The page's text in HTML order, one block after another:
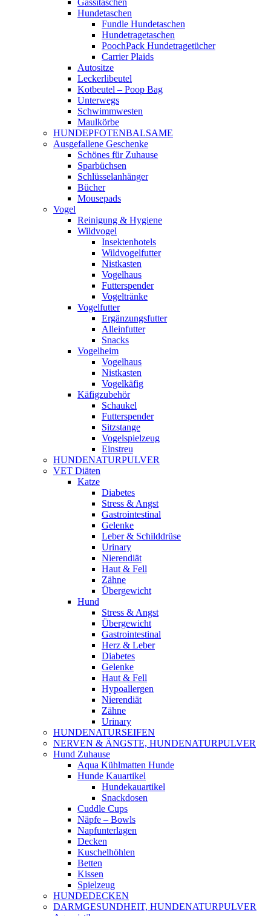
Gassitaschen
Hundetaschen
Fundle Hundetaschen
Hundetragetaschen
PoochPack Hundetragetücher
Carrier Plaids
Autositze
Leckerlibeutel
Kotbeutel – Poop Bag
Unterwegs
Schwimmwesten
Maulkörbe
HUNDEPFOTENBALSAME
Ausgefallene Geschenke
Schönes für Zuhause
Sparbüchsen
Schlüsselanhänger
Bücher
Mousepads
Vogel
Reinigung & Hygiene
Wildvogel
Insektenhotels
Wildvogelfutter
Nistkasten
Vogelhaus
Futterspender
Vogeltränke
Vogelfutter
Ergänzungsfutter
Alleinfutter
Snacks
Vogelheim
Vogelhaus
Nistkasten
Vogelkäfig
Käfigzubehör
Schaukel
Futterspender
Sitzstange
Vogelspielzeug
Einstreu
HUNDENATURPULVER
VET Diäten
Katze
Diabetes
Stress & Angst
Gastrointestinal
Gelenke
Leber & Schilddrüse
Urinary
Nierendiät
Haut & Fell
Zähne
Übergewicht
Hund
Stress & Angst
Übergewicht
Gastrointestinal
Herz & Leber
Diabetes
Gelenke
Haut & Fell
Hypoallergen
Nierendiät
Zähne
Urinary
HUNDENATURSEIFEN
NERVEN & ÄNGSTE, HUNDENATURPULVER
Hund Zuhause
Aqua Kühlmatten Hunde
Hunde Kauartikel
Hundekauartikel
Snackdosen
Cuddle Cups
Näpfe – Bowls
Napfunterlagen
Decken
Kuschelhöhlen
Betten
Kissen
Spielzeug
HUNDEDECKEN
DARMGESUNDHEIT, HUNDENATURPULVER